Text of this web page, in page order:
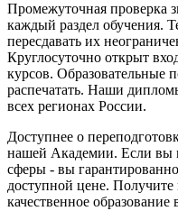
Промежуточная проверка
каждый раздел обучения.
пересдавать их
Круглосуточно открыт
курсов. Образовательные
распечатать. Наши
всех регионах России.
Доступнее о
нашей Академии. Если вы
сферы - вы
доступной цене.
качественное